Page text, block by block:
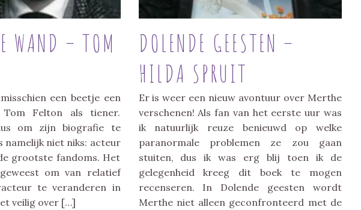
WAND – TOM
een beetje een
Felton als tiener.
om zijn biografie te
namelijk niet niks: acteur
grootste fandoms. Het
om van relatief
te veranderen in
veilig over […]
DOLENDE GEESTEN –
HILDA SPRUIT
Er is weer een nieuw avontuur over Merthe
verschenen! Als fan van het eerste uur was
ik natuurlijk reuze benieuwd op welke
paranormale problemen ze zou gaan
stuiten, dus ik was erg blij toen ik de
gelegenheid kreeg dit boek te mogen
recenseren. In Dolende geesten wordt
Merthe niet alleen geconfronteerd met de